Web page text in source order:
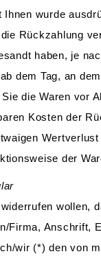
Ihnen wurde
Rückzahlung
haben, je
dem Tag, an
die Waren vor
Kosten der
der
wollen,
Firma, Anschrift,
wir (*) den von